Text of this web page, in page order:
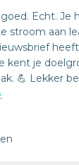
Echt. Je
stroom aan
kent je
💪 Lekker